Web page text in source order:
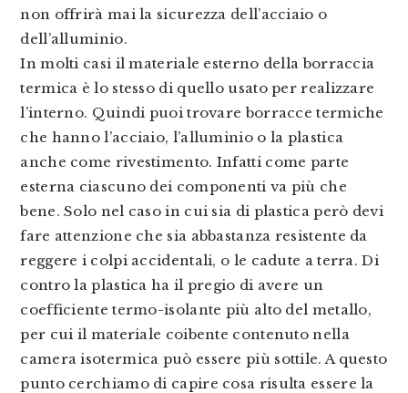
non offrirà mai la sicurezza dell’acciaio o
dell’alluminio.
In molti casi il materiale esterno della borraccia
termica è lo stesso di quello usato per realizzare
l’interno. Quindi puoi trovare borracce termiche
che hanno l’acciaio, l’alluminio o la plastica
anche come rivestimento. Infatti come parte
esterna ciascuno dei componenti va più che
bene. Solo nel caso in cui sia di plastica però devi
fare attenzione che sia abbastanza resistente da
reggere i colpi accidentali, o le cadute a terra. Di
contro la plastica ha il pregio di avere un
coefficiente termo-isolante più alto del metallo,
per cui il materiale coibente contenuto nella
camera isotermica può essere più sottile. A questo
punto cerchiamo di capire cosa risulta essere la